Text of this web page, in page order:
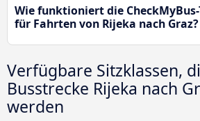
Wie funktioniert die
für Fahrten von Rijeka nach Graz?
Verfügbare Sitzklassen,
Busstrecke Rijeka nach
werden